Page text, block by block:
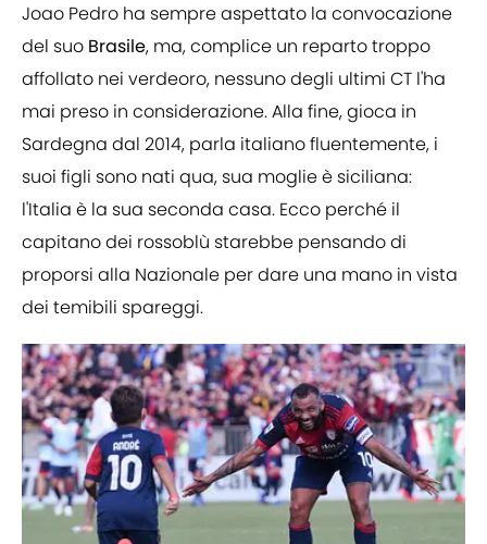
Joao Pedro ha sempre aspettato la convocazione
del suo Brasile, ma, complice un reparto troppo
affollato nei verdeoro, nessuno degli ultimi CT l'ha
mai preso in considerazione. Alla fine, gioca in
Sardegna dal 2014, parla italiano fluentemente, i
suoi figli sono nati qua, sua moglie è siciliana:
l'Italia è la sua seconda casa. Ecco perché il
capitano dei rossoblù starebbe pensando di
proporsi alla Nazionale per dare una mano in vista
dei temibili spareggi.